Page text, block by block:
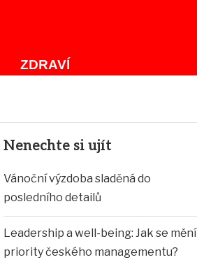
ZDRAVÍ
Nenechte si ujít
Vánoční výzdoba sladěná do
posledního detailů
Leadership a well-being: Jak se mění
priority českého managementu?